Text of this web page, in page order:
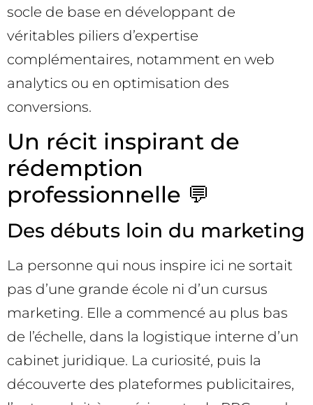
socle de base en développant de
véritables piliers d’expertise
complémentaires, notamment en web
analytics ou en optimisation des
conversions.
Un récit inspirant de
rédemption
professionnelle 💬
Des débuts loin du marketing
La personne qui nous inspire ici ne sortait
pas d’une grande école ni d’un cursus
marketing. Elle a commencé au plus bas
de l’échelle, dans la logistique interne d’un
cabinet juridique. La curiosité, puis la
découverte des plateformes publicitaires,